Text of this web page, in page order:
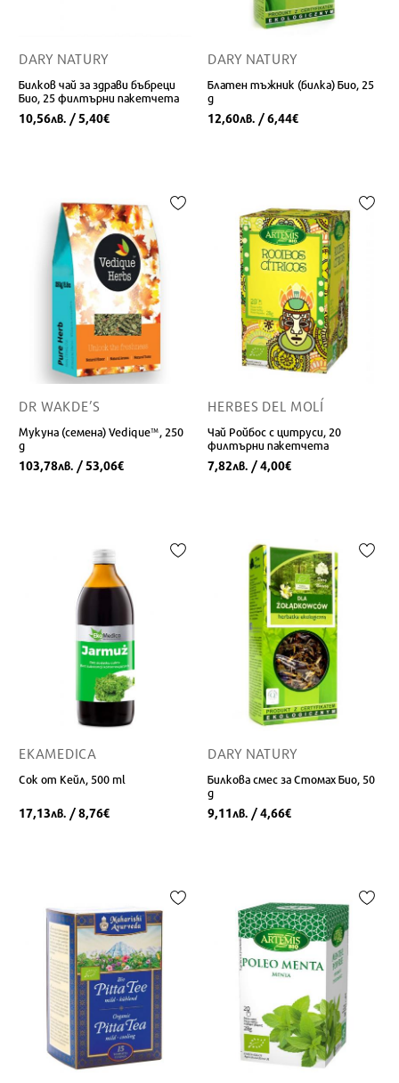
DARY NATURY
Билков чай за здрави бъбреци
Био, 25 филтърни пакетчета
10,56лв. / 5,40€
DARY NATURY
Блатен тъжник (билка) Био, 25
g
12,60лв. / 6,44€
DR WAKDE’S
Мукуна (семена) Vedique™, 250
g
103,78лв. / 53,06€
HERBES DEL MOLÍ
Чай Ройбос с цитруси, 20
филтърни пакетчета
7,82лв. / 4,00€
EKAMEDICA
Сок от Кейл, 500 ml
17,13лв. / 8,76€
DARY NATURY
Билкова смес за Стомах Био, 50
g
9,11лв. / 4,66€